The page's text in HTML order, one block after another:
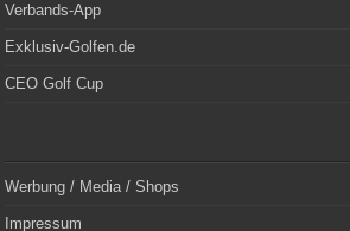
Verbands-App
Exklusiv-Golfen.de
CEO Golf Cup
Werbung / Media / Shops
Impressum